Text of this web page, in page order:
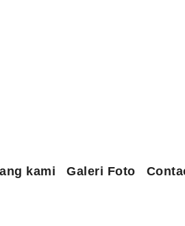
kami Galeri Foto